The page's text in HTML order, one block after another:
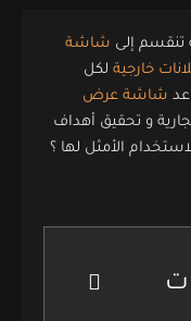
إلى شاشة
خارجية لكل
شاشة عرض
و تحقيق أهداف
الأمثل لها ؟